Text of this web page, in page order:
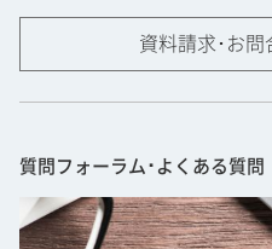
資料請求･お問
質問フォーラム･よくある質問